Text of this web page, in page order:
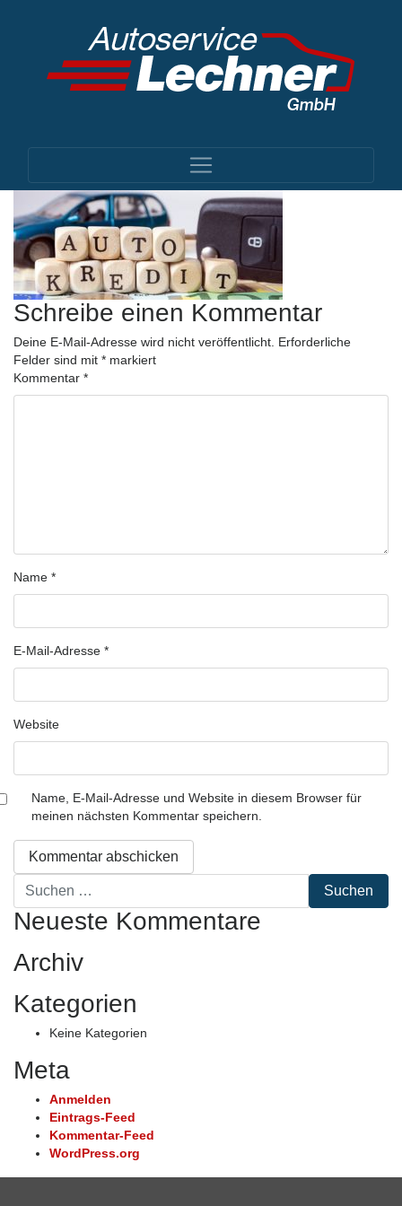
Schreibe einen Kommentar
Deine E-Mail-Adresse wird nicht veröffentlicht. Erforderliche
Felder sind mit * markiert
Kommentar *
Name *
E-Mail-Adresse *
Website
Name, E-Mail-Adresse und Website in diesem Browser für
meinen nächsten Kommentar speichern.
Suche
nach:
Neueste Kommentare
Archiv
Kategorien
Keine Kategorien
Meta
Anmelden
Eintrags-Feed
Kommentar-Feed
WordPress.org